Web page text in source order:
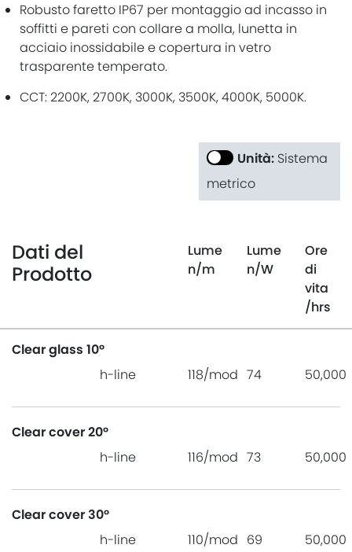
Robusto faretto IP67 per montaggio ad incasso in
soffitti e pareti con collare a molla, lunetta in
acciaio inossidabile e copertura in vetro
trasparente temperato.
CCT: 2200K, 2700K, 3000K, 3500K, 4000K, 5000K.
Unità: Sistema
metrico
Dati del
Prodotto
Lume
n/m
Lume
n/W
Ore
di
vita
/hrs
Clear glass 10°
h-line
118/mod 74 50,000
Clear cover 20°
h-line
116/mod 73 50,000
Clear cover 30°
h-line
110/mod 69 50,000